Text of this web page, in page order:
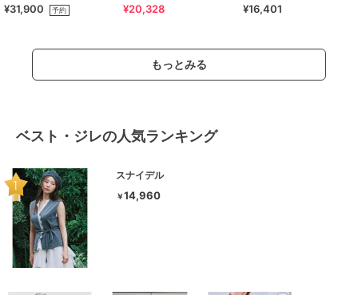
¥31,900 予約 ¥20,328
ースリーブ ボア リバーシブル
¥16,401
もっとみる
ベスト・ジレの人気ランキング
スナイデル
￥14,960